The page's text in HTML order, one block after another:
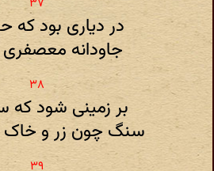
در دیاری بود که
جاودانه
بر زمینی شود که
سنگ چون زر و خاک